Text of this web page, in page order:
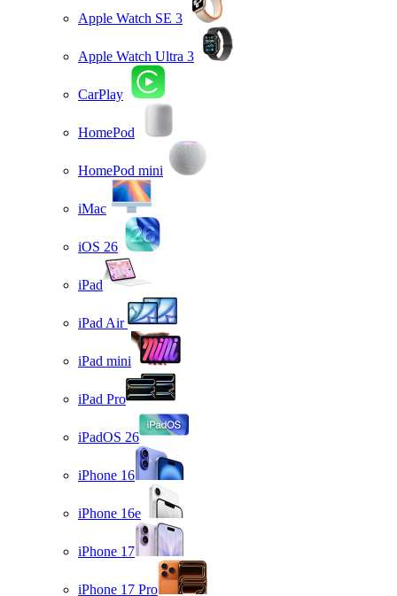
Apple Watch SE 3
Apple Watch Ultra 3
CarPlay
HomePod
HomePod mini
iMac
iOS 26
iPad
iPad Air
iPad mini
iPad Pro
iPadOS 26
iPhone 16
iPhone 16e
iPhone 17
iPhone 17 Pro